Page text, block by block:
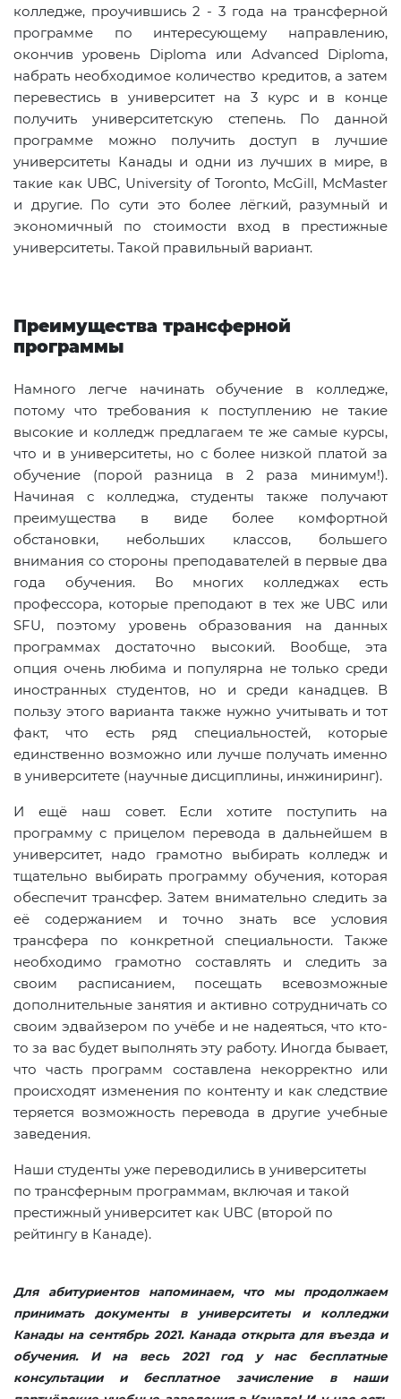
колледже, проучившись 2 - 3 года на трансферной
программе по интересующему направлению,
окончив уровень Diploma или Advanced Diploma,
набрать необходимое количество кредитов, а затем
перевестись в университет на 3 курс и в конце
получить университетскую степень. По данной
программе можно получить доступ в лучшие
университеты Канады и одни из лучших в мире, в
такие как UBC, University of Toronto, McGill, MсMaster
и другие. По сути это более лёгкий, разумный и
экономичный по стоимости вход в престижные
университеты. Такой правильный вариант.
Преимущества трансферной
программы
Намного легче начинать обучение в колледже,
потому что требования к поступлению не такие
высокие и колледж предлагаем те же самые курсы,
что и в университеты, но с более низкой платой за
обучение (порой разница в 2 раза минимум!).
Начиная с колледжа, студенты также получают
преимущества в виде более комфортной
обстановки, небольших классов, большего
внимания со стороны преподавателей в первые два
года обучения. Во многих колледжах есть
профессора, которые преподают в тех же UBC или
SFU, поэтому уровень образования на данных
программах достаточно высокий. Вообще, эта
опция очень любима и популярна не только среди
иностранных студентов, но и среди канадцев. В
пользу этого варианта также нужно учитывать и тот
факт, что есть ряд специальностей, которые
единственно возможно или лучше получать именно
в университете (научные дисциплины, инжиниринг).
И ещё наш совет. Если хотите поступить на
программу с прицелом перевода в дальнейшем в
университет, надо грамотно выбирать колледж и
тщательно выбирать программу обучения, которая
обеспечит трансфер. Затем внимательно следить за
её содержанием и точно знать все условия
трансфера по конкретной специальности. Также
необходимо грамотно составлять и следить за
своим расписанием, посещать всевозможные
дополнительные занятия и активно сотрудничать со
своим эдвайзером по учёбе и не надеяться, что кто-
то за вас будет выполнять эту работу. Иногда бывает,
что часть программ составлена некорректно или
происходят изменения по контенту и как следствие
теряется возможность перевода в другие учебные
заведения.
Наши студенты уже переводились в университеты
по трансферным программам, включая и такой
престижный университет как UBC (второй по
рейтингу в Канаде).
Для абитуриентов напоминаем, что мы продолжаем
принимать документы в университеты и колледжи
Канады на сентябрь 2021. Канада открыта для въезда и
обучения. И на весь 2021 год у нас бесплатные
консультации и бесплатное зачисление в наши